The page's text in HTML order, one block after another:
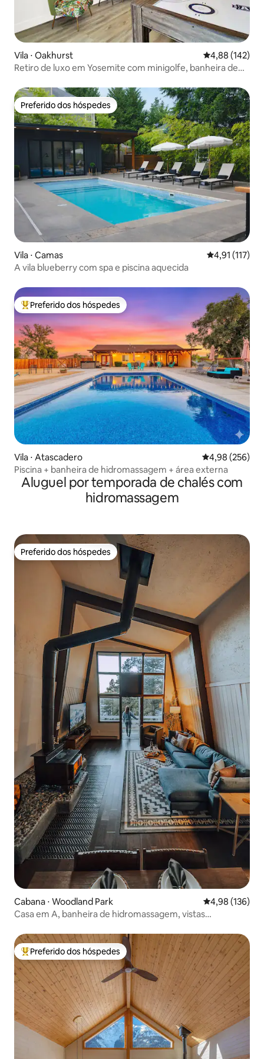
Vila ⋅ Oakhurst 4,88 de uma
4,88 (142)
Retiro de luxo em Yosemite com minigolfe, banheira de
Preferido dos hóspedes
Preferido dos hóspedes
Vila ⋅ Camas 4,91 de uma
4,91 (117)
A vila blueberry com spa e piscina aquecida
Entre os melhores preferidos dos hóspedes
Preferido dos hóspedes
Vila ⋅ Atascadero 4,98 de uma
4,98 (256)
Piscina + banheira de hidromassagem + área externa
Aluguel por temporada de chalés com
hidromassagem
Preferido dos hóspedes
Preferido dos hóspedes
Cabana ⋅ Woodland Park 4,98 de uma
4,98 (136)
Casa em A, banheira de hidromassagem, vistas
Entre os melhores preferidos dos hóspedes
Preferido dos hóspedes